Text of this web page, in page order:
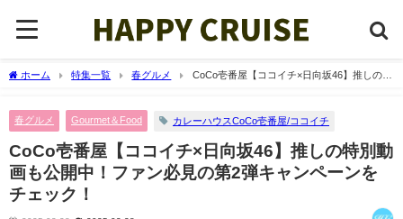
ホーム 特集一覧 春グルメ
CoCo壱番屋【ココイチ×日向坂46】推しの特
春グルメ Gourmet＆Food カレーハウスCoCo壱番屋/ココイチ
CoCo壱番屋【ココイチ×日向坂46】推しの特別動
画も公開中！ファン必見の第2弾キャンペーンを
チェック！